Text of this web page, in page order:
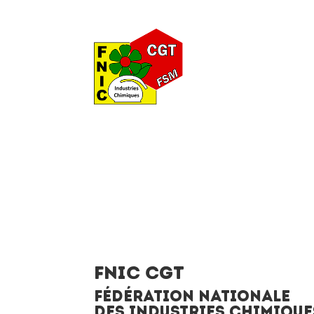
FNIC CGT
FÉDÉRATION NATIONALE